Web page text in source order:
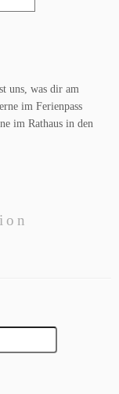
uns, was dir am
im Ferienpass
im Rathaus in den